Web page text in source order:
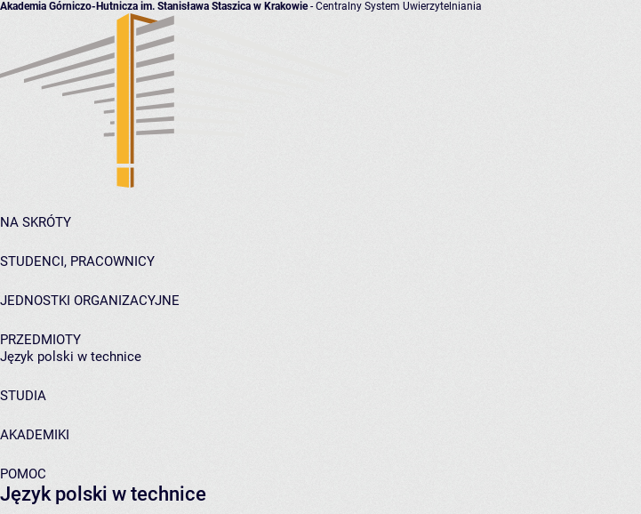
Akademia Górniczo-Hutnicza im. Stanisława Staszica w Krakowie- Centralny System Uwierzytelniania
NA SKRÓTY
STUDENCI, PRACOWNICY
JEDNOSTKI ORGANIZACYJNE
PRZEDMIOTY
Język polski w technice
STUDIA
AKADEMIKI
POMOC
Język polski w technice